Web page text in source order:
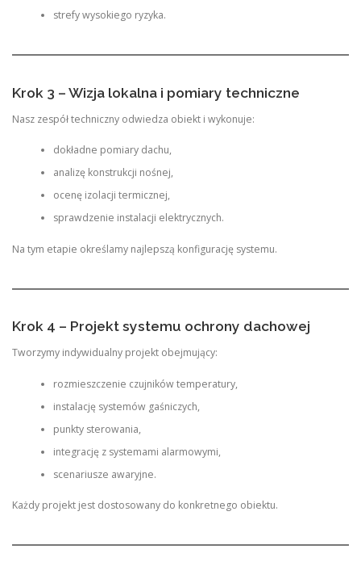
strefy wysokiego ryzyka.
Krok 3 – Wizja lokalna i pomiary techniczne
Nasz zespół techniczny odwiedza obiekt i wykonuje:
dokładne pomiary dachu,
analizę konstrukcji nośnej,
ocenę izolacji termicznej,
sprawdzenie instalacji elektrycznych.
Na tym etapie określamy najlepszą konfigurację systemu.
Krok 4 – Projekt systemu ochrony dachowej
Tworzymy indywidualny projekt obejmujący:
rozmieszczenie czujników temperatury,
instalację systemów gaśniczych,
punkty sterowania,
integrację z systemami alarmowymi,
scenariusze awaryjne.
Każdy projekt jest dostosowany do konkretnego obiektu.